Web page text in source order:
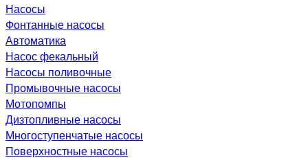
Насосы
Фонтанные насосы
Автоматика
Насос фекальный
Насосы поливочные
Промывочные насосы
Мотопомпы
Дизтопливные насосы
Многоступенчатые насосы
Поверхностные насосы